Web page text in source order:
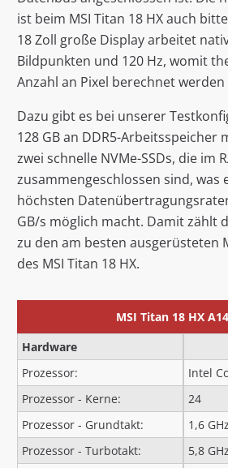
ist beim MSI Titan 18 HX auch
18 Zoll große Display arbeitet
Bildpunkten und 120 Hz, womit
Anzahl an Pixel berechnet werden
Dazu gibt es bei unserer
128 GB an DDR5-Arbeitsspeicher
zwei schnelle NVMe-SSDs, die im
zusammengeschlossen sind, was
höchsten
GB/s möglich macht. Damit zählt
zu den am besten ausgerüsteten
des MSI Titan 18 HX.
MSI Titan 18 HX
Hardware
Prozessor:
Intel
Prozessor - Kerne:
24
Prozessor - Grundtakt:
1,6 GHz
Prozessor - Turbotakt:
5,8 GHz